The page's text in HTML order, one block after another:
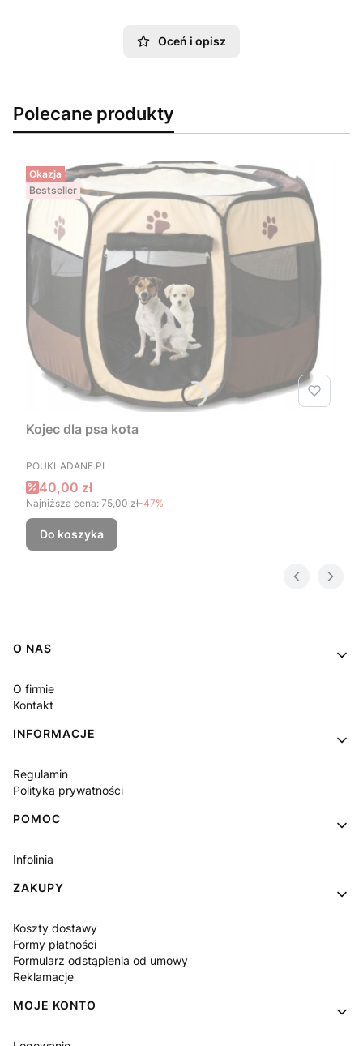
Oceń i opisz
Polecane produkty
Okazja
Bestseller
Kojec dla psa kota
PRODUCENT
POUKLADANE.PL
Cena promocyjna
40,00 zł
Najniższa cena: 75,00 zł-47%
Do koszyka
Linki w stopce
O NAS
O firmie
Kontakt
INFORMACJE
Regulamin
Polityka prywatności
POMOC
Infolinia
ZAKUPY
Koszty dostawy
Formy płatności
Formularz odstąpienia od umowy
Reklamacje
MOJE KONTO